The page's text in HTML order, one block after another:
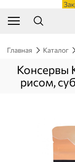
Главная Каталог
Консервы
рисом,